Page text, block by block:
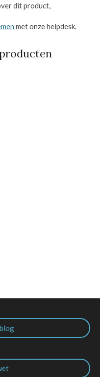
dit product,
met onze helpdesk.